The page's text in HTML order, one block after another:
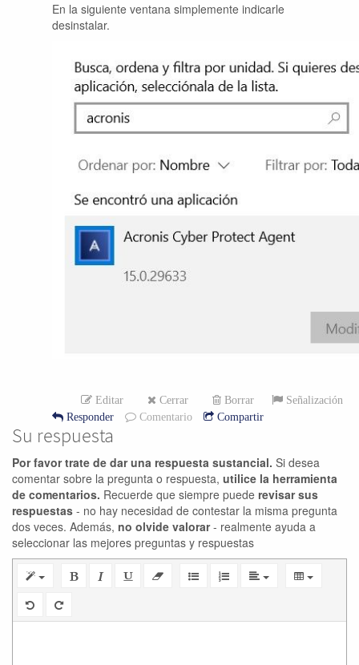
En la siguiente ventana simplemente indicarle
desinstalar.
Editar Cerrar Borrar
Señalización
Responder
Comentario Compartir
Su respuesta
Por favor trate de dar una respuesta sustancial. Si desea
comentar sobre la pregunta o respuesta, utilice la herramienta
de comentarios. Recuerde que siempre puede revisar sus
respuestas - no hay necesidad de contestar la misma pregunta
dos veces. Además, no olvide valorar- realmente ayuda a
seleccionar las mejores preguntas y respuestas